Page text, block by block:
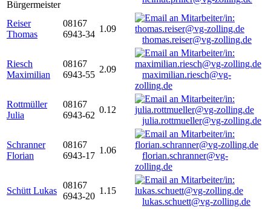
Bürgermeister
Reiser
Thomas
08167
6943-34
1.09
thomas.reiser@vg-zolling.de
Riesch
Maximilian
08167
6943-55
2.09
maximilian.riesch@vg-
zolling.de
Rottmüller
Julia
08167
6943-62
0.12
julia.rottmueller@vg-zolling.de
Schranner
Florian
08167
6943-17
1.06
florian.schranner@vg-
zolling.de
Schütt Lukas
08167
6943-20
1.15
lukas.schuett@vg-zolling.de